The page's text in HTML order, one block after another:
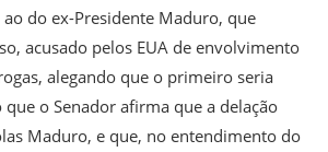
do ex-Presidente Maduro, que
acusado pelos EUA de envolvimento
alegando que o primeiro seria
o Senador afirma que a delação
Maduro, e que, no entendimento do